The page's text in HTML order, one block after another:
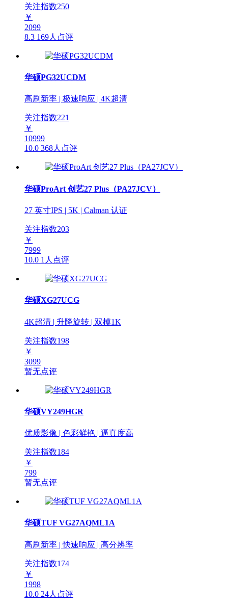
关注指数250
￥
2099
8.3 169人点评
华硕PG32UCDM
高刷新率 | 极速响应 | 4K超清
关注指数221
￥
10999
10.0 368人点评
华硕ProArt 创艺27 Plus（PA27JCV）
27 英寸IPS | 5K | Calman 认证
关注指数203
￥
7999
10.0 1人点评
华硕XG27UCG
4K超清 | 升降旋转 | 双模1K
关注指数198
￥
3099
暂无点评
华硕VY249HGR
优质影像 | 色彩鲜艳 | 逼真度高
关注指数184
￥
799
暂无点评
华硕TUF VG27AQML1A
高刷新率 | 快速响应 | 高分辨率
关注指数174
￥
1998
10.0 24人点评